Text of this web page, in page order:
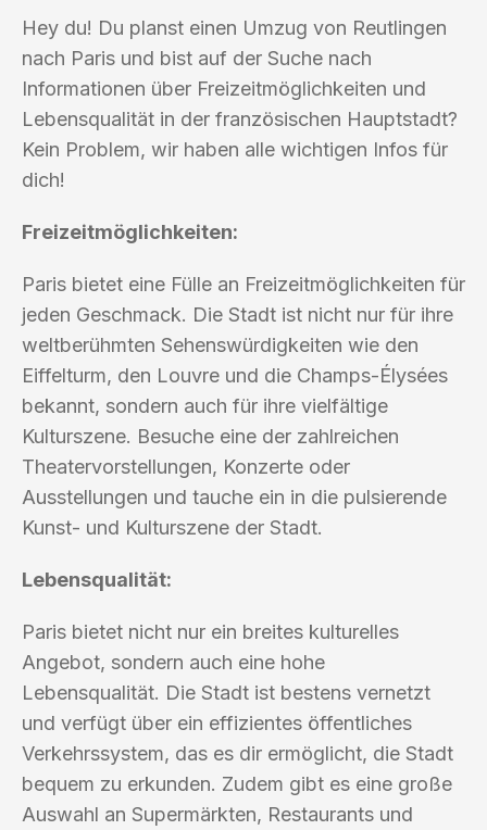
Hey du! Du planst einen Umzug von Reutlingen
nach Paris und bist auf der Suche nach
Informationen über Freizeitmöglichkeiten und
Lebensqualität in der französischen Hauptstadt?
Kein Problem, wir haben alle wichtigen Infos für
dich!
Freizeitmöglichkeiten:
Paris bietet eine Fülle an Freizeitmöglichkeiten für
jeden Geschmack. Die Stadt ist nicht nur für ihre
weltberühmten Sehenswürdigkeiten wie den
Eiffelturm, den Louvre und die Champs-Élysées
bekannt, sondern auch für ihre vielfältige
Kulturszene. Besuche eine der zahlreichen
Theatervorstellungen, Konzerte oder
Ausstellungen und tauche ein in die pulsierende
Kunst- und Kulturszene der Stadt.
Lebensqualität:
Paris bietet nicht nur ein breites kulturelles
Angebot, sondern auch eine hohe
Lebensqualität. Die Stadt ist bestens vernetzt
und verfügt über ein effizientes öffentliches
Verkehrssystem, das es dir ermöglicht, die Stadt
bequem zu erkunden. Zudem gibt es eine große
Auswahl an Supermärkten, Restaurants und